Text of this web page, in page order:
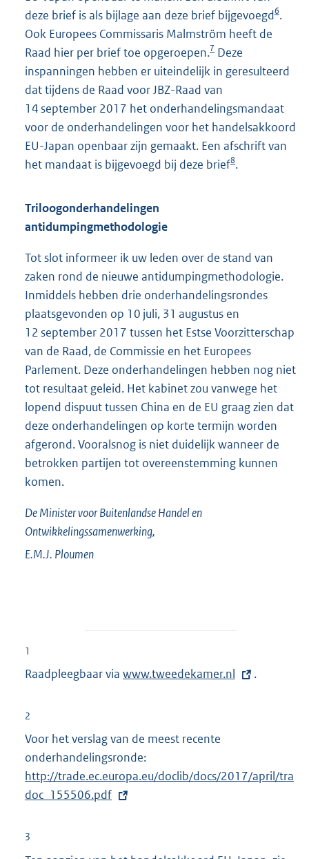
deze brief is als bijlage aan deze brief bijgevoegd6.
Ook Europees Commissaris Malmström heeft de
Raad hier per brief toe opgeroepen.7 Deze
inspanningen hebben er uiteindelijk in geresulteerd
dat tijdens de Raad voor JBZ-Raad van
14 september 2017 het onderhandelingsmandaat
voor de onderhandelingen voor het handelsakkoord
EU-Japan openbaar zijn gemaakt. Een afschrift van
het mandaat is bijgevoegd bij deze brief8.
Triloogonderhandelingen
antidumpingmethodologie
Tot slot informeer ik uw leden over de stand van
zaken rond de nieuwe antidumpingmethodologie.
Inmiddels hebben drie onderhandelingsrondes
plaatsgevonden op 10 juli, 31 augustus en
12 september 2017 tussen het Estse Voorzitterschap
van de Raad, de Commissie en het Europees
Parlement. Deze onderhandelingen hebben nog niet
tot resultaat geleid. Het kabinet zou vanwege het
lopend dispuut tussen China en de EU graag zien dat
deze onderhandelingen op korte termijn worden
afgerond. Vooralsnog is niet duidelijk wanneer de
betrokken partijen tot overeenstemming kunnen
komen.
De Minister voor Buitenlandse Handel en
Ontwikkelingssamenwerking,
E.M.J. Ploumen
1
Raadpleegbaar via E
e
l
www.tweedekamer.nl .
2
Voor het verslag van de meest recente
onderhandelingsronde:
x
http://trade.ec.europa.eu/doclib/docs/2017/april/tra
doc_155506.pdf
3